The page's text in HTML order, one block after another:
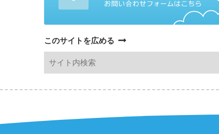
このサイトを広める